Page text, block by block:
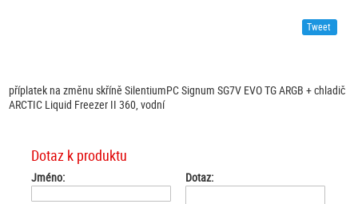
Tweet
příplatek na změnu skříně SilentiumPC Signum SG7V EVO TG ARGB + chladič
ARCTIC Liquid Freezer II 360, vodní
Dotaz k produktu
Jméno: Dotaz: